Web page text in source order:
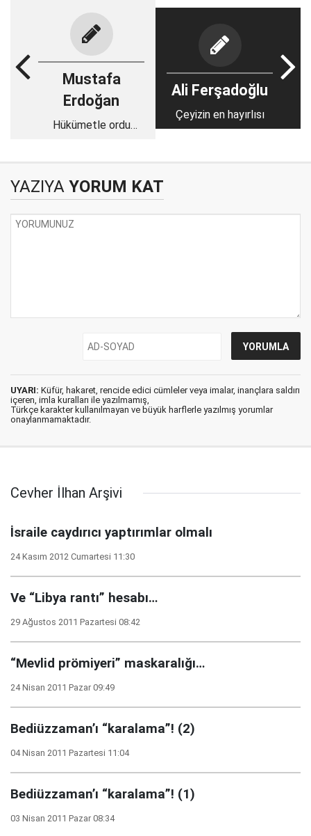
Mustafa
Erdoğan
Hükümetle ordu
Ali Ferşadoğlu
Çeyizin en hayırlısı
YAZIYA YORUM KAT
UYARI: Küfür, hakaret, rencide edici cümleler veya imalar, inançlara saldırı
içeren, imla kuralları ile yazılmamış,
Türkçe karakter kullanılmayan ve büyük harflerle yazılmış yorumlar
onaylanmamaktadır.
Cevher İlhan Arşivi
İsraile caydırıcı yaptırımlar olmalı
24 Kasım 2012 Cumartesi 11:30
Ve “Libya rantı” hesabı…
29 Ağustos 2011 Pazartesi 08:42
“Mevlid prömiyeri” maskaralığı…
24 Nisan 2011 Pazar 09:49
Bediüzzaman’ı “karalama”! (2)
04 Nisan 2011 Pazartesi 11:04
Bediüzzaman’ı “karalama”! (1)
03 Nisan 2011 Pazar 08:34